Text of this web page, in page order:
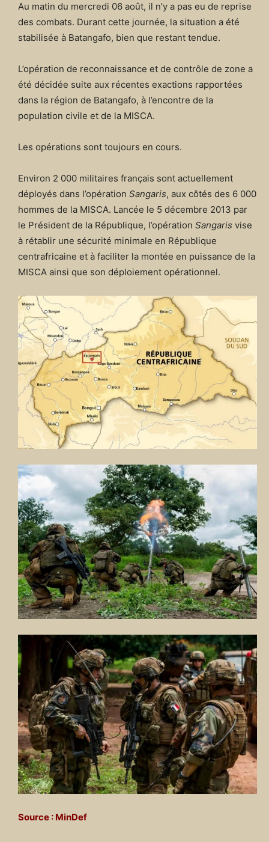
Au matin du mercredi 06 août, il n’y a pas eu de reprise
des combats. Durant cette journée, la situation a été
stabilisée à Batangafo, bien que restant tendue.
L’opération de reconnaissance et de contrôle de zone a
été décidée suite aux récentes exactions rapportées
dans la région de Batangafo, à l’encontre de la
population civile et de la MISCA.
Les opérations sont toujours en cours.
Environ 2 000 militaires français sont actuellement
déployés dans l’opération Sangaris, aux côtés des 6 000
hommes de la MISCA. Lancée le 5 décembre 2013 par
le Président de la République, l’opération Sangaris vise
à rétablir une sécurité minimale en République
centrafricaine et à faciliter la montée en puissance de la
MISCA ainsi que son déploiement opérationnel.
Source : MinDef